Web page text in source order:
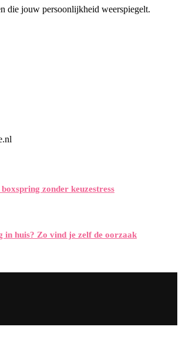
die jouw persoonlijkheid weerspiegelt.
zonder keuzestress
in huis? Zo vind je zelf de oorzaak